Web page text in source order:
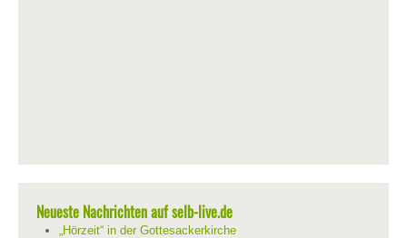
Neueste Nachrichten auf selb-live.de
„Hörzeit“ in der Gottesackerkirche